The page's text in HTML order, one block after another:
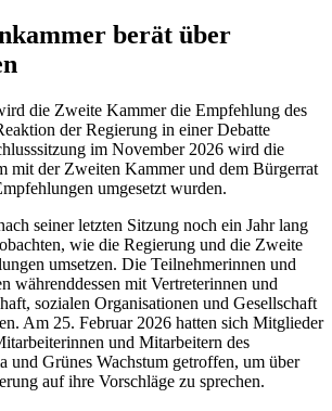
berät über
die Zweite Kammer die Empfehlung des
der Regierung in einer Debatte
im November 2026 wird die
mit der Zweiten Kammer und dem Bürgerrat
umgesetzt wurden.
seiner letzten Sitzung noch ein Jahr lang
wie die Regierung und die Zweite
umsetzen. Die Teilnehmerinnen und
währenddessen mit Vertreterinnen und
sozialen Organisationen und Gesellschaft
Am 25. Februar 2026 hatten sich Mitglieder
und Mitarbeitern des
Grünes Wachstum getroffen, um über
auf ihre Vorschläge zu sprechen.